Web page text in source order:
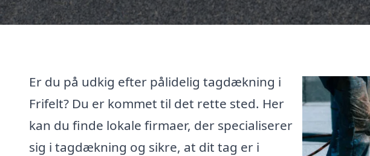
Er du på udkig efter pålidelig tagdækning i
Frifelt? Du er kommet til det rette sted. Her
kan du finde lokale firmaer, der specialiserer
sig i tagdækning og sikre, at dit tag er i